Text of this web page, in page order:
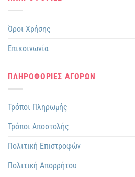
Όροι Χρήσης
Επικοινωνία
ΠΛΗΡΟΦΟΡΙΕΣ ΑΓΟΡΩΝ
Τρόποι Πληρωμής
Τρόποι Αποστολής
Πολιτική Επιστροφών
Πολιτική Απορρήτου